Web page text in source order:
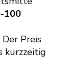
100
Der Preis
kurzzeitig